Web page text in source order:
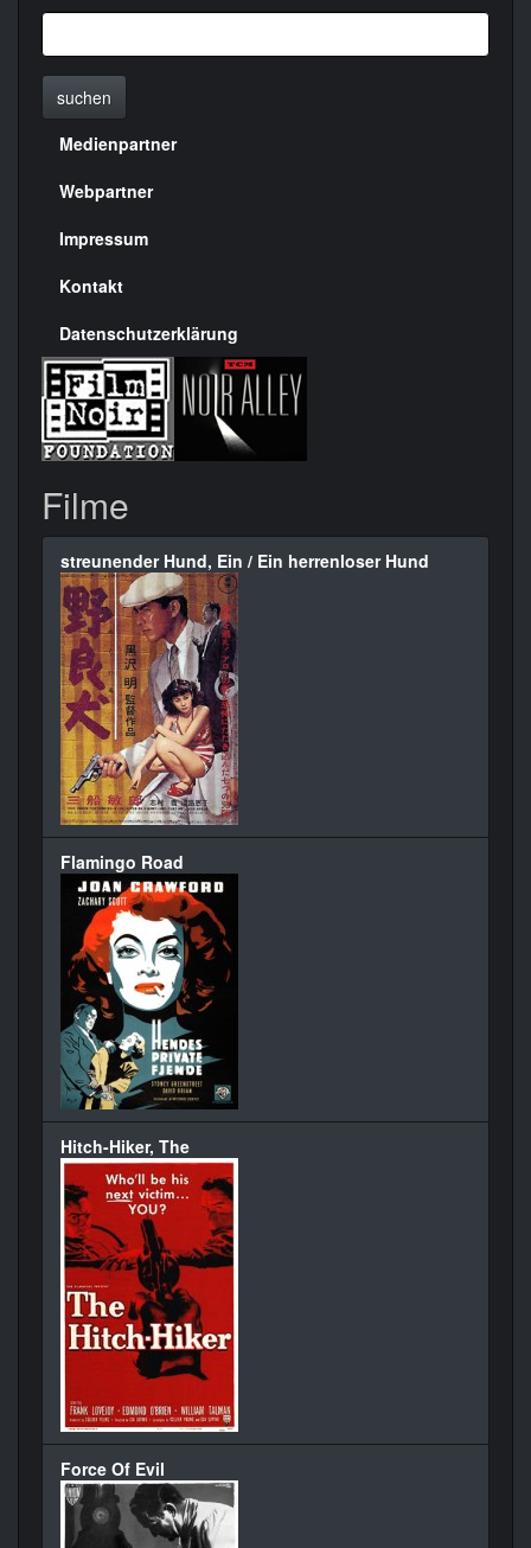
suchen
Menülinks
rechte
Seite
Medienpartner
Webpartner
Impressum
Kontakt
Datenschutzerklärung
Filme
streunender Hund, Ein / Ein herrenloser Hund
Flamingo Road
Hitch-Hiker, The
Force Of Evil